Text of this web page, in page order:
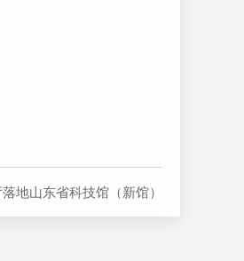
山东省科技馆（新馆）